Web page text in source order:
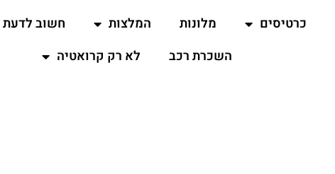
כרטיסים מלונות המלצות חשוב לדעת
השכרת רכב
לא רק קרואטיה